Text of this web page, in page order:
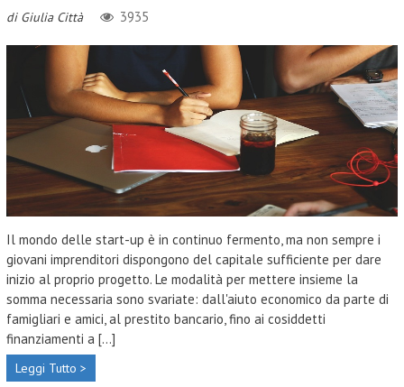
di Giulia Città 3935
Il mondo delle start-up è in continuo fermento, ma non sempre i
giovani imprenditori dispongono del capitale sufficiente per dare
inizio al proprio progetto. Le modalità per mettere insieme la
somma necessaria sono svariate: dall'aiuto economico da parte di
famigliari e amici, al prestito bancario, fino ai cosiddetti
finanziamenti a [...]
Leggi Tutto >